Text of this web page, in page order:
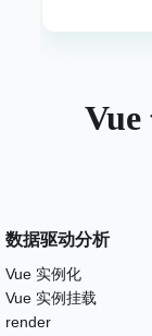
数据驱动分析
Vue 实例化
Vue 实例挂载
render